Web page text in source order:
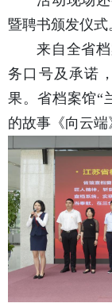
暨聘书颁发仪式
来自全省
务口号及承诺
果。省档案馆“
的故事《向云端